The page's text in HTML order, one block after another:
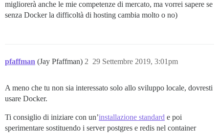
migliorerà anche le mie competenze di mercato, ma vorrei sapere se
senza Docker la difficoltà di hosting cambia molto o no)
pfaffman (Jay Pfaffman) 29 Settembre 2019, 3:01pm
2
A meno che tu non sia interessato solo allo sviluppo locale, dovresti
usare Docker.
Ti consiglio di iniziare con un’installazione standard e poi
sperimentare sostituendo i server postgres e redis nel container